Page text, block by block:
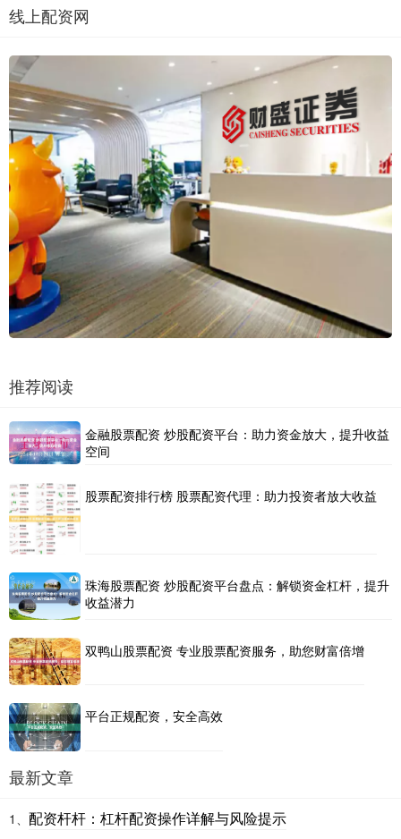
线上配资网
推荐阅读
金融股票配资 炒股配资平台：助力资金放大，提升收益
空间
股票配资排行榜 股票配资代理：助力投资者放大收益
珠海股票配资 炒股配资平台盘点：解锁资金杠杆，提升
收益潜力
双鸭山股票配资 专业股票配资服务，助您财富倍增
平台正规配资，安全高效
最新文章
1、 配资杆杆：杠杆配资操作详解与风险提示